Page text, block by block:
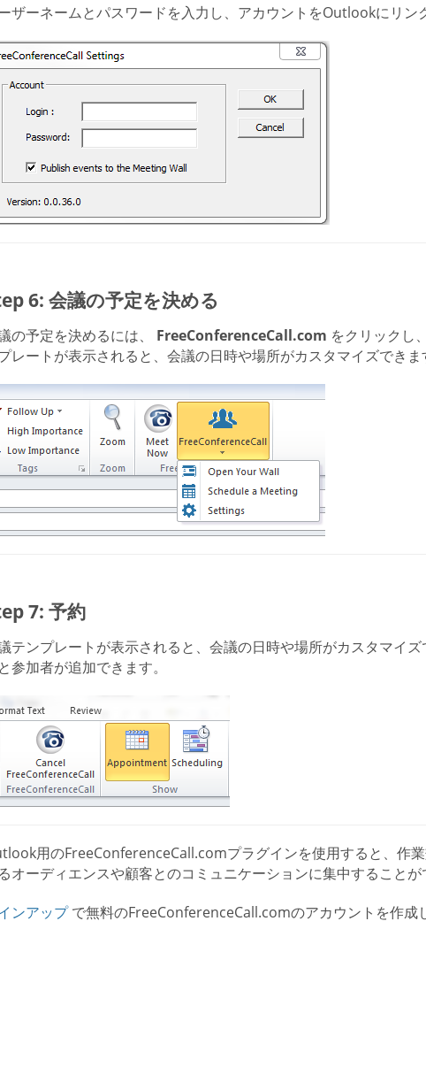
ザーネームとパスワードを入力し、アカウントをOutlookにリン
6: 会議の予定を決める
の予定を決めるには、 FreeConferenceCall.com をクリックし
レートが表示されると、会議の日時や場所がカスタマイズできま
7: 予約
テンプレートが表示されると、会議の日時や場所がカスタマイ
参加者が追加できます。
用のFreeConferenceCall.comプラグインを使用すると、作
オーディエンスや顧客とのコミュニケーションに集中すること
ンアップで無料のFreeConferenceCall.comのアカウントを作成